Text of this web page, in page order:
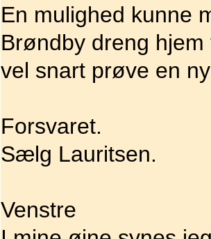
En mulighed kunne
Brøndby dreng
vel snart prøve en
Forsvaret.
Sælg Lauritsen.
Venstre